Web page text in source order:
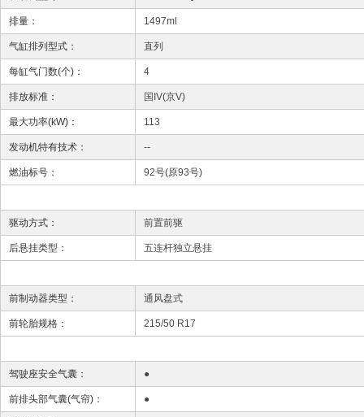
排量： 1497ml
气缸排列型式： 直列
每缸气门数(个)： 4
排放标准： 国IV(京V)
最大功率(kW)： 113
发动机特有技术： --
燃油标号： 92号(原93号)
驱动方式： 前置前驱
后悬挂类型： 五连杆独立悬挂
前制动器类型： 通风盘式
前轮胎规格： 215/50 R17
驾驶座安全气囊： ●
前排头部气囊(气帘)： ●